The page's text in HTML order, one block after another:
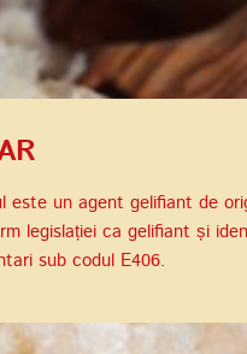
este un agent gelifiant de
legislației ca gelifiant și
sub codul E406.